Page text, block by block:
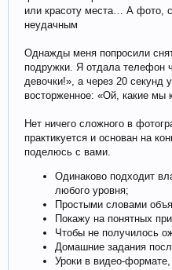
или красоту места… А фото,
неудачным
Однажды меня попросили
подружки. Я отдала телефон
девочки!», а через 20 секунд
восторженное: «Ой, какие мы
Нет ничего сложного в
практикуется и основан на
поделюсь с вами.
Одинаково подходит
любого уровня;
Простыми словами
Покажу на понятных
Чтобы не получилось
Домашние задания
Уроки в видео-